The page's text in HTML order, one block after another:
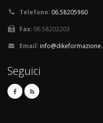
Telefono: 06.58205960
Fax: 06.58202203
Email:
Seguici